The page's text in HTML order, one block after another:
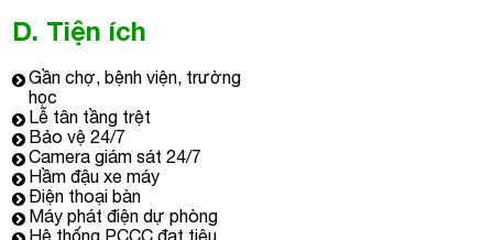
D. Tiện ích
Gần chợ, bệnh viện, trường
học
Lễ tân tầng trệt
Bảo vệ 24/7
Camera giám sát 24/7
Hầm đậu xe máy
Điện thoại bàn
Máy phát điện dự phòng